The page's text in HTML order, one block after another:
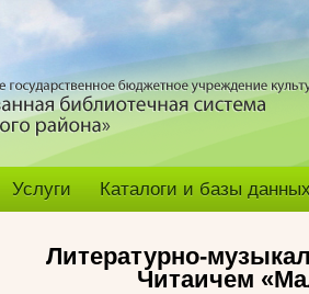
Услуги Каталоги и базы данных
Литературно-
Читаичем